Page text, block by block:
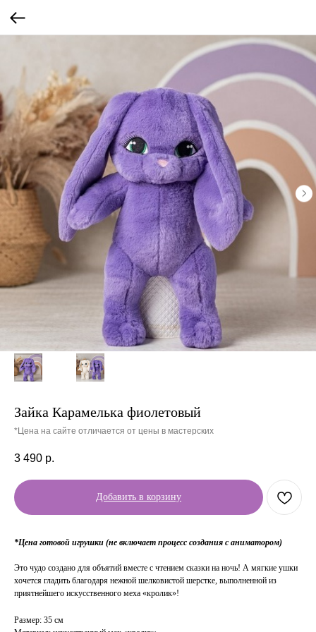
Зайка Карамелька фиолетовый
*Цена на сайте отличается от цены в мастерских
3 490 р.
Добавить в корзину
*Цена готовой игрушки (не включает процесс создания с аниматором)
Это чудо создано для объятий вместе с чтением сказки на ночь! А мягкие ушки
хочется гладить благодаря нежной шелковистой шерстке, выполненной из
приятнейшего искусственного меха «кролик»!
Размер: 35 см